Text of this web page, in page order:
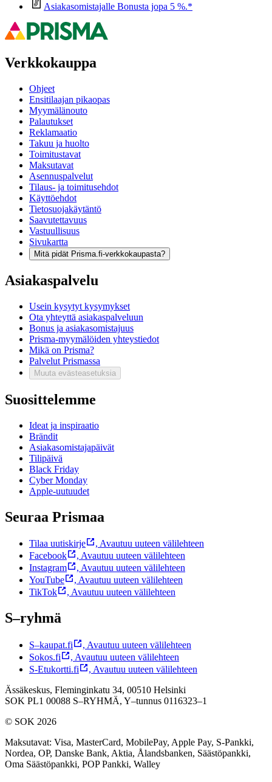
Asiakasomistajalle Bonusta jopa 5 %.*
Verkkokauppa
Ohjeet
Ensitilaajan pikaopas
Myymälänouto
Palautukset
Reklamaatio
Takuu ja huolto
Toimitustavat
Maksutavat
Asennuspalvelut
Tilaus- ja toimitusehdot
Käyttöehdot
Tietosuojakäytäntö
Saavutettavuus
Vastuullisuus
Sivukartta
Mitä pidät Prisma.fi-verkkokaupasta?
Asiakaspalvelu
Usein kysytyt kysymykset
Ota yhteyttä asiakaspalveluun
Bonus ja asiakasomistajuus
Prisma-myymälöiden yhteystiedot
Mikä on Prisma?
Palvelut Prismassa
Muuta evästeasetuksia
Suosittelemme
Ideat ja inspiraatio
Brändit
Asiakasomistajapäivät
Tilipäivä
Black Friday
Cyber Monday
Apple-uutuudet
Seuraa Prismaa
Tilaa uutiskirje , Avautuu uuteen välilehteen
Facebook
, Avautuu uuteen välilehteen
Instagram
, Avautuu uuteen välilehteen
YouTube
, Avautuu uuteen välilehteen
TikTok
, Avautuu uuteen välilehteen
S–ryhmä
S–kaupat.fi , Avautuu uuteen välilehteen
Sokos.fi
, Avautuu uuteen välilehteen
S-Etukortti.fi
, Avautuu uuteen välilehteen
Ässäkeskus, Fleminginkatu 34, 00510 Helsinki
SOK PL1 00088 S–RYHMÄ, Y–tunnus 0116323–1
© SOK 2026
Maksutavat: Visa, MasterCard, MobilePay, Apple Pay, S-Pankki,
Nordea, OP, Danske Bank, Aktia, Ålandsbanken, Säästöpankki,
Oma Säästöpankki, POP Pankki, Walley